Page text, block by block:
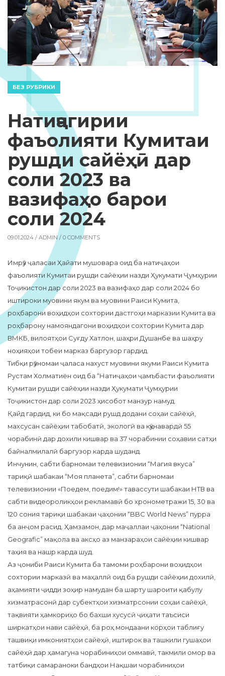
БЕЗ РУБРИКИ
Натиҷагирии
фаъолияти Кумитаи
рушди сайёҳӣ дар
соли 2023 ва
вазифаҳо барои
соли 2024
09.01.2024 / ADMIN / 0 COMMENTS
Имрӯз ҷаласаи Ҳайати мушовара оид ба натиҷаҳои
фаъолияти Кумитаи рушди сайёҳии назди Ҳукумати Ҷумҳурии
Тоҷикистон дар соли 2023 ва вазифаҳо дар соли 2024 бо
иштироки муовини якум ва муовини Раиси Кумита,
роҳбарони воҳидҳои сохтории дастгоҳи марказии Кумита ва
роҳбарону намояндагони воҳидҳои сохтории Кумита дар
ВМКБ, вилоятҳои Суғду Хатлон, шаҳри Душанбе ва шаҳру
ноҳияҳои тобеи марказ баргузор гардид.
Тибқи рӯзномаи ҷаласа нахуст муовини якуми Раиси Кумита
Рустам Холматиён оид ба “Натиҷаҳои ҷамъбасти фаъолияти
Кумитаи рушди сайёҳии назди Ҳукумати Ҷумҳурии
Тоҷикистон дар соли 2023 ҳисобот манзур намуд.
Қайд гардид, ки бо мақсади рушд додани соҳаи сайёҳӣ,
махсусан сайёҳии табобатӣ, экологӣ ва кӯҳнавардӣ 55
чорабинӣ дар дохили кишвар ва 37 чорабинии соҳавии сатҳи
байналмилалӣ баргузор карда шуданд.
Инчунин, сабти барномаи телевизионии “Магия вкуса”
тариқӣ шабакаи “Моя планета”, сабти барномаи
телевизионии «Поедем, поедим!» тавассути шабакаи НТВ ва
сабти видеороликҳои рекламавӣ бо хронометражи 15, 30 ва
120 сония тариқи шабакаи ҷаҳонии “BBC World News” пурра
ба анҷом расид. Ҳамзамон, дар маҷаллаи ҷаҳонии “National
Geografic” мақола ва аксҳо аз манзараҳои сайёҳии кишвар
таҳия ва нашр карда шуд.
Аз ҷониби Раиси Кумита ба тамоми роҳбарони воҳидҳои
сохтории марказӣ ва маҳаллӣ оид ба рушди сайёҳии дохилӣ,
аҳамияти ҷидди зоҳир намудан ба шарту шароити қабулу
хизматрасонӣ дар субектҳои хизматрсонии соҳаи сайёҳӣ,
тақвияти ҳамкориҳо бо бахши хусусӣ ҷиҳати таъсиси
ширкатҳои нави сайёҳӣ, ба роҳ мондаани корҳои таблиғу
ташвиқи имкониятҳои сайёҳӣ, иштирок ва ташкили гушаҳои
сайёҳӣ дар ҳамагуна чорабиниҳои оммавӣ, такмили омор ва
татбиқи самараноки бандҳои Нақшаи чорабиниҳои